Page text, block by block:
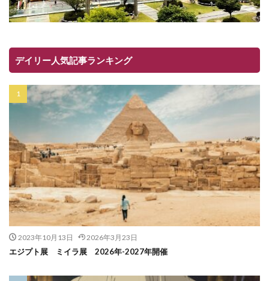
デイリー人気記事ランキング
2023年10月13日 2026年3月23日
エジプト展 ミイラ展 2026年-2027年開催